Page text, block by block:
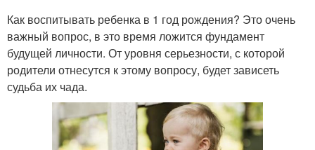
Как воспитывать ребенка в 1 год рождения? Это очень
важный вопрос, в это время ложится фундамент
будущей личности. От уровня серьезности, с которой
родители отнесутся к этому вопросу, будет зависеть
судьба их чада.